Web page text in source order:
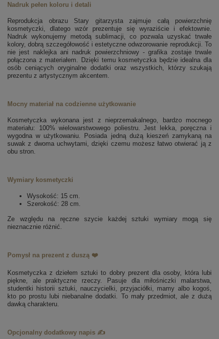
Nadruk pełen koloru i detali
Reprodukcja obrazu Stary gitarzysta zajmuje całą powierzchnię
kosmetyczki, dlatego wzór prezentuje się wyraziście i efektownie.
Nadruk wykonujemy metodą sublimacji, co pozwala uzyskać trwałe
kolory, dobrą szczegółowość i estetyczne odwzorowanie reprodukcji. To
nie jest naklejka ani nadruk powierzchniowy - grafika zostaje trwale
połączona z materiałem.
Dzięki temu kosmetyczka będzie idealna dla
osób ceniących oryginalne dodatki oraz wszystkich, którzy szukają
prezentu z artystycznym akcentem.
Mocny materiał na codzienne użytkowanie
Kosmetyczka wykonana jest z nieprzemakalnego, bardzo mocnego
materiału: 100% wielowarstwowego poliestru. Jest lekka, poręczna i
wygodna w użytkowaniu. Posiada jedną dużą kieszeń zamykaną na
suwak z dwoma uchwytami, dzięki czemu możesz łatwo otwierać ją z
obu stron.
Wymiary kosmetyczki
Wysokość: 15 cm.
Szerokość: 28 cm.
Ze względu na ręczne szycie każdej sztuki wymiary mogą się
nieznacznie różnić.
Pomysł na prezent z duszą ❤️
Kosmetyczka z dziełem sztuki to dobry prezent dla osoby, która lubi
piękne, ale praktyczne rzeczy. Pasuje dla miłośniczki malarstwa,
studentki historii sztuki, nauczycielki, przyjaciółki, mamy albo kogoś,
kto po prostu lubi niebanalne dodatki . To mały przedmiot, ale z dużą
dawką charakteru.
Opcjonalny dodatkowy napis ✍️